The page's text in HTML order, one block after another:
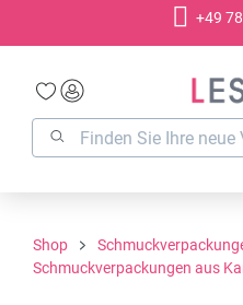
+49
Shop
Schmuckverpackungen aus